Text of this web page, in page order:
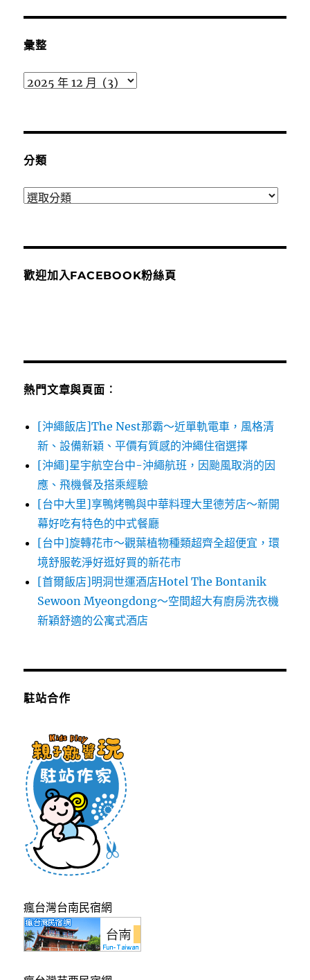
彙整
彙
分類
分
歡迎加入FACEBOOK粉絲頁
熱門文章與頁面︰
[沖繩飯店]The Nest那霸～近單軌電車，風格清
新、設備新穎、平價有質感的沖繩住宿選擇
[沖繩]星宇航空台中-沖繩航班，因颱風取消的因
應、飛機餐及搭乘經驗
[台中大里]享鴨烤鴨與中華料理大里德芳店～新開
幕好吃有特色的中式餐廳
[台中]旋轉花市～觀葉植物種類超齊全超便宜，環
境舒服乾淨好逛好買的新花市
[首爾飯店]明洞世運酒店Hotel The Bontanik
Sewoon Myeongdong～空間超大有廚房洗衣機
新穎舒適的公寓式酒店
駐站合作
瘋台灣台南民宿網